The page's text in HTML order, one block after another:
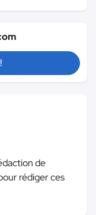
de
rédiger ces